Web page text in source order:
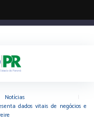
Notícias
dados vitais de negócios e